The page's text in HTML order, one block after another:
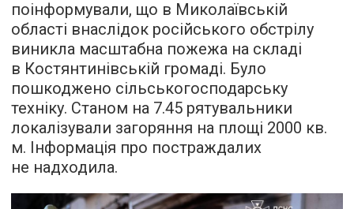
поінформували, що в Миколаївській
області внаслідок російського обстрілу
виникла масштабна пожежа на складі
в Костянтинівській громаді. Було
пошкоджено сільськогосподарську
техніку. Станом на 7.45 рятувальники
локалізували загоряння на площі 2000 кв.
м. Інформація про постраждалих
не надходила.